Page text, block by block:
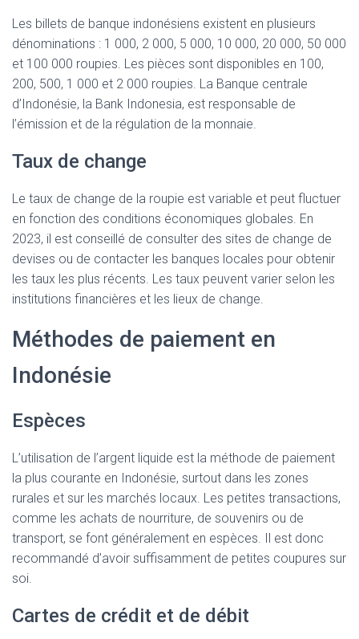
Les billets de banque indonésiens existent en plusieurs
dénominations : 1 000, 2 000, 5 000, 10 000, 20 000, 50 000
et 100 000 roupies. Les pièces sont disponibles en 100,
200, 500, 1 000 et 2 000 roupies. La Banque centrale
d’Indonésie, la Bank Indonesia, est responsable de
l’émission et de la régulation de la monnaie.
Taux de change
Le taux de change de la roupie est variable et peut fluctuer
en fonction des conditions économiques globales. En
2023, il est conseillé de consulter des sites de change de
devises ou de contacter les banques locales pour obtenir
les taux les plus récents. Les taux peuvent varier selon les
institutions financières et les lieux de change.
Méthodes de paiement en
Indonésie
Espèces
L’utilisation de l’argent liquide est la méthode de paiement
la plus courante en Indonésie, surtout dans les zones
rurales et sur les marchés locaux. Les petites transactions,
comme les achats de nourriture, de souvenirs ou de
transport, se font généralement en espèces. Il est donc
recommandé d’avoir suffisamment de petites coupures sur
soi.
Cartes de crédit et de débit